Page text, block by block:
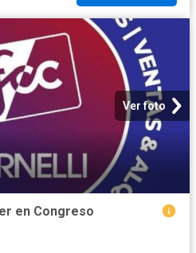
Ver foto
en Congreso